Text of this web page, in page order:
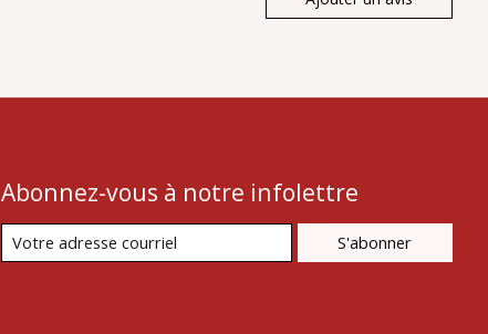
Abonnez-vous à notre infolettre
S'abonner